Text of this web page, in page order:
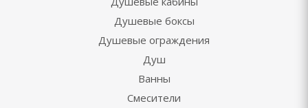
Душевые боксы
Душевые ограждения
Душ
Ванны
Смесители